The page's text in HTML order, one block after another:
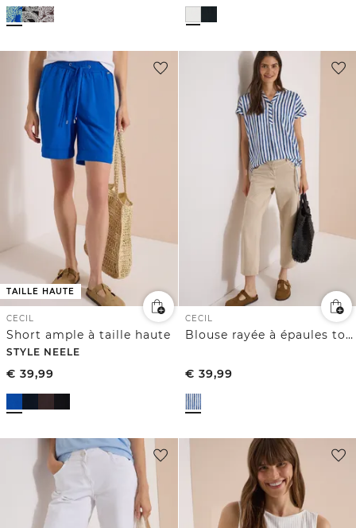
TAILLE HAUTE
CECIL
Short ample à taille haute
STYLE NEELE
€ 39,99
CECIL
Blouse rayée à épaules tombantes
€ 39,99